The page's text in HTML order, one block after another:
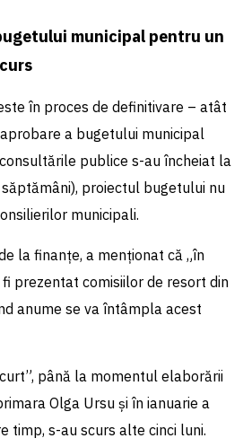
municipal pentru un
în proces de definitivare – atât
a bugetului municipal
publice s-au încheiat la
proiectul bugetului nu
municipali.
la finanțe, a menționat că „în
prezentat comisiilor de resort din
anume se va întâmpla acest
până la momentul elaborării
Olga Ursu și în ianuarie a
timp, s-au scurs alte cinci luni.